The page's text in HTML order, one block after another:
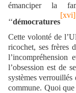
émanciper la
‘‘démocratures
[xvi]
Cette volonté de
ricochet, ses frères
l’incompréhension
l’obsession est de
systèmes
commune. Quoi